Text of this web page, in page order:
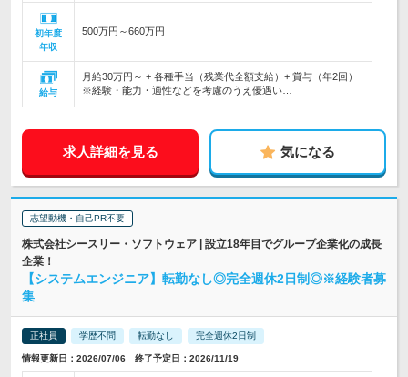
初年度
年収
500万円～660万円
給与
月給30万円～ + 各種手当（残業代全額支給）+ 賞与（年2回）
※経験・能力・適性などを考慮のうえ優遇い…
求人詳細を見る 気になる
志望動機・自己PR不要
株式会社シースリー・ソフトウェア | 設立18年目でグループ企業化の成長
企業！
【システムエンジニア】転勤なし◎完全週休2日制◎※経験者募
集
正社員 学歴不問 転勤なし 完全週休2日制
情報更新日：2026/07/06 終了予定日：2026/11/19